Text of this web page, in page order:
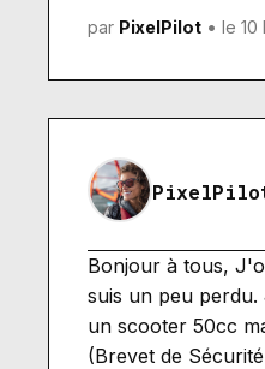
par PixelPilot • le
Bonjour à tous,
suis un peu
un scooter 50cc
(Brevet de